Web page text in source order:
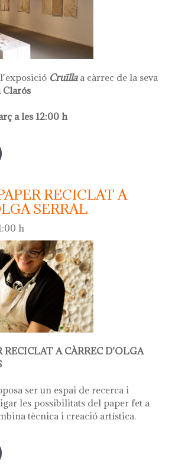
Cruïlla a càrrec de la seva
Clarós
a les 12:00 h
visita comentada olga serral
RECICLAT A
SERRAL
h
RECICLAT A CÀRREC D’OLGA
ser un espai de recerca i
les possibilitats del paper fet a
tècnica i creació artística.
taller de paper reciclat a càrrec
serral